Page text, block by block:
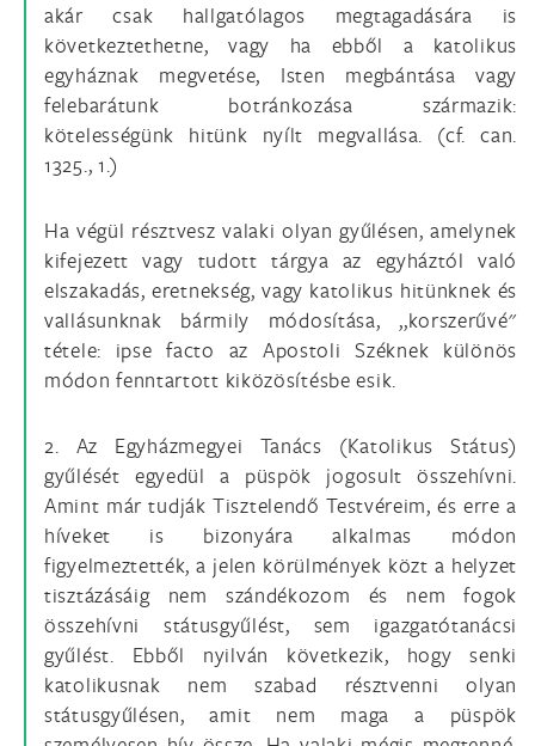
akár csak hallgatólagos megtagadására is
következtethetne, vagy ha ebből a katolikus
egyháznak megvetése, Isten megbántása vagy
felebarátunk botránkozása származik:
kötelességünk hitünk nyílt megvallása. (cf. can.
1325., 1.)
Ha végül résztvesz valaki olyan gyűlésen, amelynek
kifejezett vagy tudott tárgya az egyháztól való
elszakadás, eretnekség, vagy katolikus hitünknek és
vallásunknak bármily módosítása, ,,korszerűvé''
tétele: ipse facto az Apostoli Széknek különös
módon fenntartott kiközösítésbe esik.
2. Az Egyházmegyei Tanács (Katolikus Státus)
gyűlését egyedül a püspök jogosult összehívni.
Amint már tudják Tisztelendő Testvéreim, és erre a
híveket is bizonyára alkalmas módon
figyelmeztették, a jelen körülmények közt a helyzet
tisztázásáig nem szándékozom és nem fogok
összehívni státusgyűlést, sem igazgatótanácsi
gyűlést. Ebből nyilván következik, hogy senki
katolikusnak nem szabad résztvenni olyan
státusgyűlésen, amit nem maga a püspök